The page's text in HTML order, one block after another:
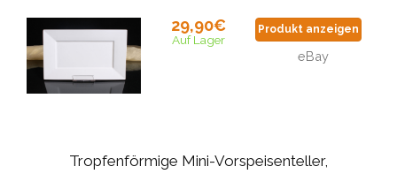
29,90€
Auf Lager
Produkt anzeigen
eBay
Tropfenförmige Mini-Vorspeisenteller,